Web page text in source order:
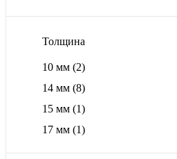
Толщина
10 мм (2)
14 мм (8)
15 мм (1)
17 мм (1)